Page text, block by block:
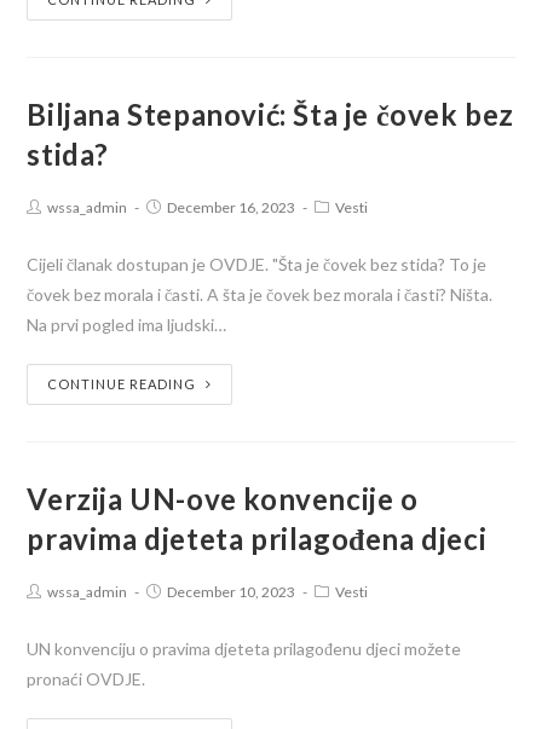
Biljana Stepanović: Šta je čovek bez
stida?
wssa_admin December 16, 2023 Vesti
Cijeli članak dostupan je OVDJE. "Šta je čovek bez stida? To je
čovek bez morala i časti. A šta je čovek bez morala i časti? Ništa.
Na prvi pogled ima ljudski…
CONTINUE READING
Verzija UN-ove konvencije o
pravima djeteta prilagođena djeci
wssa_admin December 10, 2023 Vesti
UN konvenciju o pravima djeteta prilagođenu djeci možete
pronaći OVDJE.